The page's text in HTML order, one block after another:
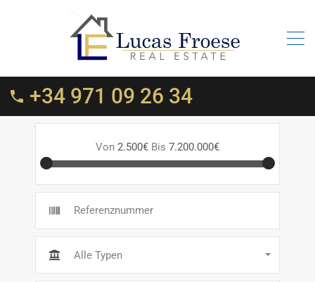
+34 971 09 26 34
Von 2.500€ Bis 7.200.000€
Alle Typen